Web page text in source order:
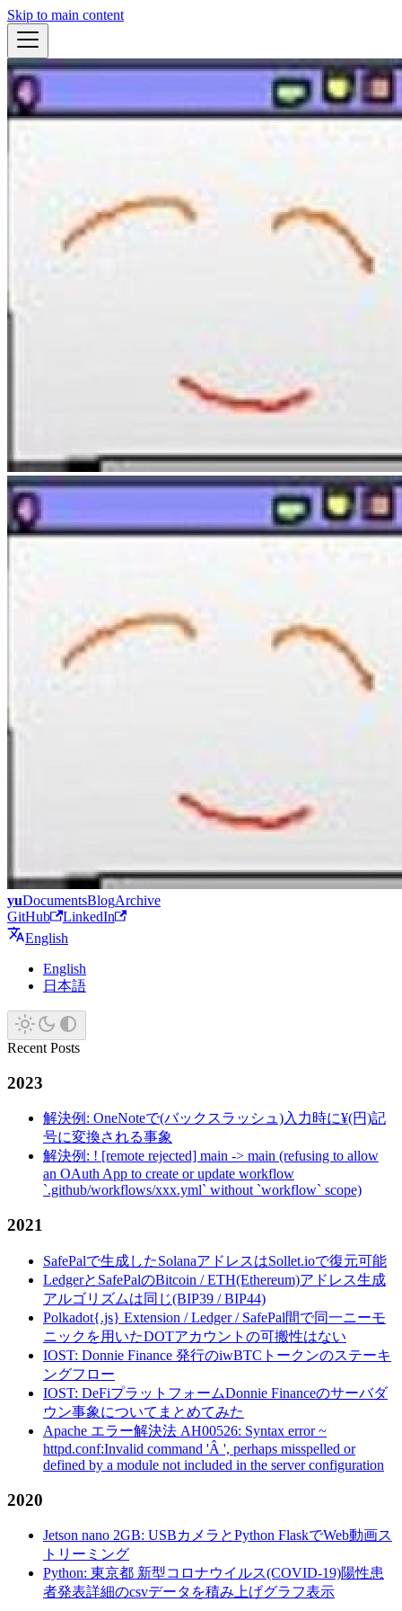
Skip to main content
yuDocumentsBlogArchive
GitHub
LinkedIn
English
English
日本語
Recent Posts
2023
解決例: OneNoteで(バックスラッシュ)入力時に¥(円)記
号に変換される事象
解決例: ! [remote rejected] main -> main (refusing to allow
an OAuth App to create or update workflow
`.github/workflows/xxx.yml` without `workflow` scope)
2021
SafePalで生成したSolanaアドレスはSollet.ioで復元可能
LedgerとSafePalのBitcoin / ETH(Ethereum)アドレス生成
アルゴリズムは同じ(BIP39 / BIP44)
Polkadot{.js} Extension / Ledger / SafePal間で同一ニーモ
ニックを用いたDOTアカウントの可搬性はない
IOST: Donnie Finance 発行のiwBTCトークンのステーキ
ングフロー
IOST: DeFiプラットフォームDonnie Financeのサーバダ
ウン事象についてまとめてみた
Apache エラー解決法 AH00526: Syntax error ~
httpd.conf:Invalid command 'Â ', perhaps misspelled or
defined by a module not included in the server configuration
2020
Jetson nano 2GB: USBカメラとPython FlaskでWeb動画ス
トリーミング
Python: 東京都 新型コロナウイルス(COVID-19)陽性患
者発表詳細のcsvデータを積み上げグラフ表示